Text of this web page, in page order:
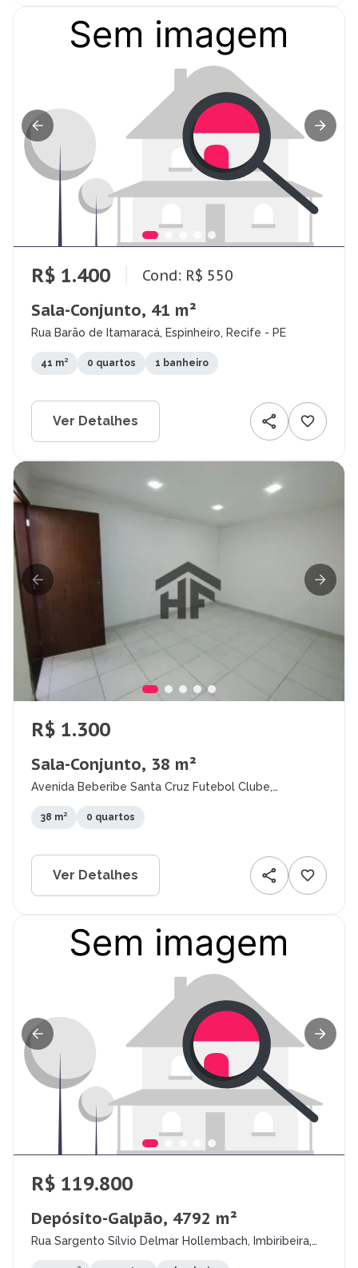
R$ 1.400 Cond: R$ 550
Sala-Conjunto, 41 m²
Rua Barão de Itamaracá, Espinheiro, Recife - PE
41 m² 0 quartos 1 banheiro
Ver Detalhes
R$ 1.300
Sala-Conjunto, 38 m²
Avenida Beberibe Santa Cruz Futebol Clube,
38 m² 0 quartos
Ver Detalhes
R$ 119.800
Depósito-Galpão, 4792 m²
Rua Sargento Sílvio Delmar Hollembach, Imbiribeira,